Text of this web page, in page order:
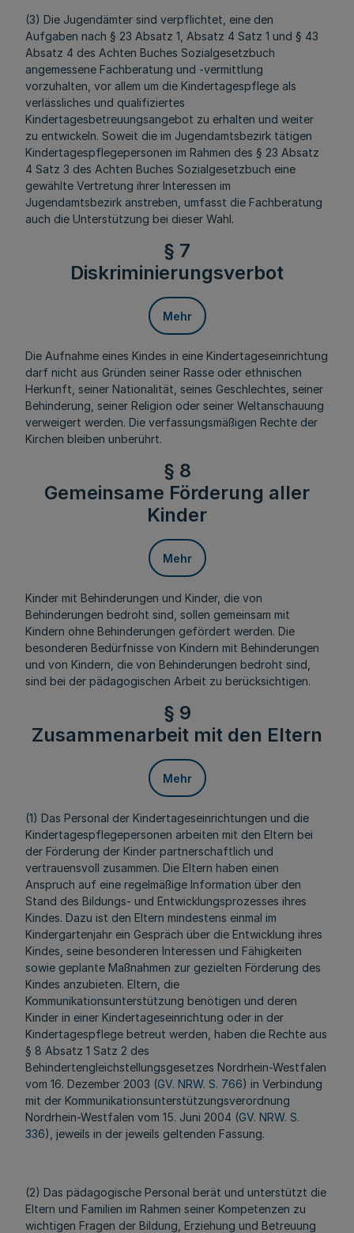
(3) Die Jugendämter sind verpflichtet, eine den
Aufgaben nach § 23 Absatz 1, Absatz 4 Satz 1 und § 43
Absatz 4 des Achten Buches Sozialgesetzbuch
angemessene Fachberatung und -vermittlung
vorzuhalten, vor allem um die Kindertagespflege als
verlässliches und qualifiziertes
Kindertagesbetreuungsangebot zu erhalten und weiter
zu entwickeln. Soweit die im Jugendamtsbezirk tätigen
Kindertagespflegepersonen im Rahmen des § 23 Absatz
4 Satz 3 des Achten Buches Sozialgesetzbuch eine
gewählte Vertretung ihrer Interessen im
Jugendamtsbezirk anstreben, umfasst die Fachberatung
auch die Unterstützung bei dieser Wahl.
§ 7
Diskriminierungsverbot
Mehr
Die Aufnahme eines Kindes in eine Kindertageseinrichtung
darf nicht aus Gründen seiner Rasse oder ethnischen
Herkunft, seiner Nationalität, seines Geschlechtes, seiner
Behinderung, seiner Religion oder seiner Weltanschauung
verweigert werden. Die verfassungsmäßigen Rechte der
Kirchen bleiben unberührt.
§ 8
Gemeinsame Förderung aller
Kinder
Mehr
Kinder mit Behinderungen und Kinder, die von
Behinderungen bedroht sind, sollen gemeinsam mit
Kindern ohne Behinderungen gefördert werden. Die
besonderen Bedürfnisse von Kindern mit Behinderungen
und von Kindern, die von Behinderungen bedroht sind,
sind bei der pädagogischen Arbeit zu berücksichtigen.
§ 9
Zusammenarbeit mit den Eltern
Mehr
(1) Das Personal der Kindertageseinrichtungen und die
Kindertagespflegepersonen arbeiten mit den Eltern bei
der Förderung der Kinder partnerschaftlich und
vertrauensvoll zusammen. Die Eltern haben einen
Anspruch auf eine regelmäßige Information über den
Stand des Bildungs- und Entwicklungsprozesses ihres
Kindes. Dazu ist den Eltern mindestens einmal im
Kindergartenjahr ein Gespräch über die Entwicklung ihres
Kindes, seine besonderen Interessen und Fähigkeiten
sowie geplante Maßnahmen zur gezielten Förderung des
Kindes anzubieten. Eltern, die
Kommunikationsunterstützung benötigen und deren
Kinder in einer Kindertageseinrichtung oder in der
Kindertagespflege betreut werden, haben die Rechte aus
§ 8 Absatz 1 Satz 2 des
Behindertengleichstellungsgesetzes Nordrhein-Westfalen
vom 16. Dezember 2003 (GV. NRW. S. 766) in Verbindung
mit der Kommunikationsunterstützungsverordnung
Nordrhein-Westfalen vom 15. Juni 2004 (GV. NRW. S.
336), jeweils in der jeweils geltenden Fassung.
(2) Das pädagogische Personal berät und unterstützt die
Eltern und Familien im Rahmen seiner Kompetenzen zu
wichtigen Fragen der Bildung, Erziehung und Betreuung